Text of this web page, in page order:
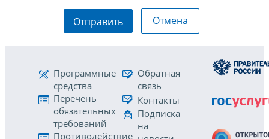
Отправить Отмена
Программные
средства
Перечень
обязательных
требований
Противодействие
Обратная
связь
Контакты
Подписка
на